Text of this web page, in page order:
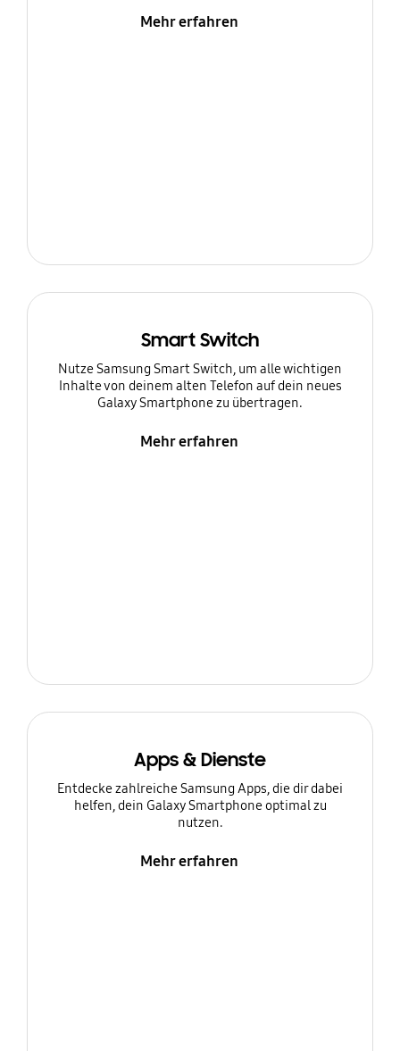
Mehr erfahren
Smart Switch
Nutze Samsung Smart Switch, um alle wichtigen
Inhalte von deinem alten Telefon auf dein neues
Galaxy Smartphone zu übertragen.
Mehr erfahren
Apps & Dienste
Entdecke zahlreiche Samsung Apps, die dir dabei
helfen, dein Galaxy Smartphone optimal zu
nutzen.
Mehr erfahren